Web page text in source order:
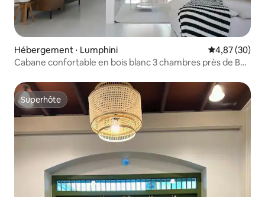
Hébergement ⋅ Lumphini Évaluation
4,87 (30)
Cabane confortable en bois blanc 3 chambres près de BTS
Superhôte
Superhôte